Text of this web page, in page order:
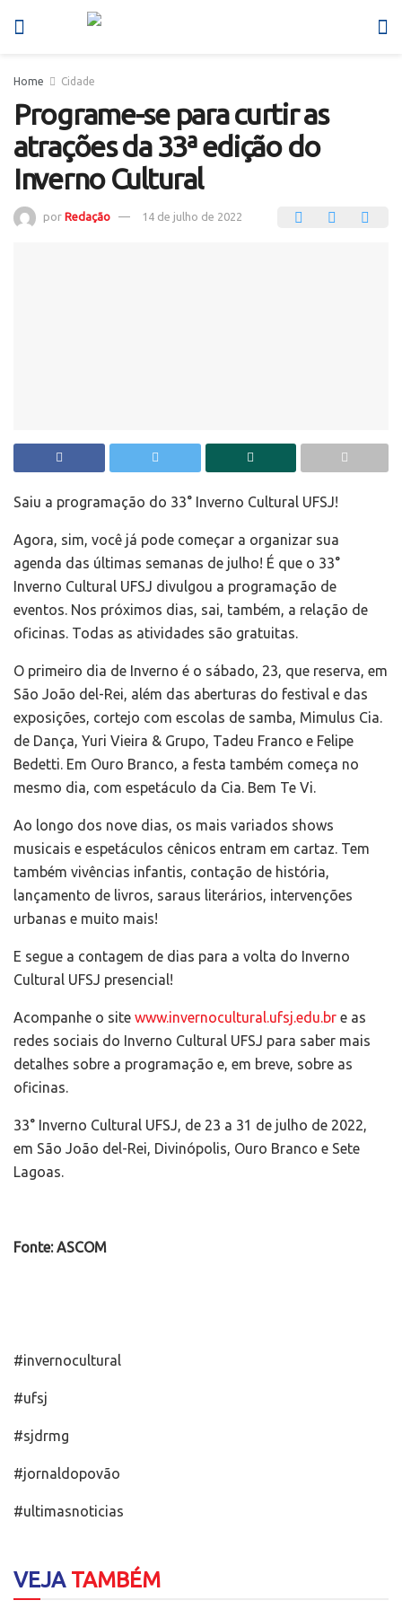
Home Cidade
Programe-se para curtir as
atrações da 33ª edição do
Inverno Cultural
por Redação 14 de julho de 2022
Saiu a programação do 33° Inverno Cultural UFSJ!
Agora, sim, você já pode começar a organizar sua
agenda das últimas semanas de julho! É que o 33°
Inverno Cultural UFSJ divulgou a programação de
eventos. Nos próximos dias, sai, também, a relação de
oficinas. Todas as atividades são gratuitas.
O primeiro dia de Inverno é o sábado, 23, que reserva, em
São João del-Rei, além das aberturas do festival e das
exposições, cortejo com escolas de samba, Mimulus Cia.
de Dança, Yuri Vieira & Grupo, Tadeu Franco e Felipe
Bedetti. Em Ouro Branco, a festa também começa no
mesmo dia, com espetáculo da Cia. Bem Te Vi.
Ao longo dos nove dias, os mais variados shows
musicais e espetáculos cênicos entram em cartaz. Tem
também vivências infantis, contação de história,
lançamento de livros, saraus literários, intervenções
urbanas e muito mais!
E segue a contagem de dias para a volta do Inverno
Cultural UFSJ presencial!
Acompanhe o site www.invernocultural.ufsj.edu.br e as
redes sociais do Inverno Cultural UFSJ para saber mais
detalhes sobre a programação e, em breve, sobre as
oficinas.
33° Inverno Cultural UFSJ, de 23 a 31 de julho de 2022,
em São João del-Rei, Divinópolis, Ouro Branco e Sete
Lagoas.
Fonte: ASCOM
#invernocultural
#ufsj
#sjdrmg
#jornaldopovão
#ultimasnoticias
VEJATAMBÉM